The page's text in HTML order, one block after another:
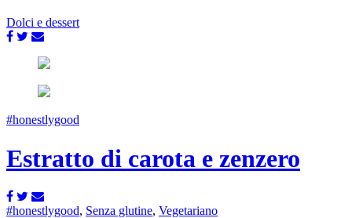
Dolci e dessert
#honestlygood
Estratto di carota e zenzero
#honestlygood, Senza glutine, Vegetariano